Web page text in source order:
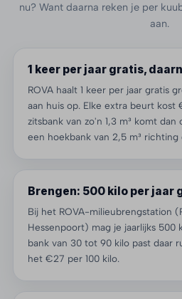
nu? Want daarna reken je per
aan.
1 keer per jaar gratis,
ROVA haalt 1 keer per jaar gratis
aan huis op. Elke extra beurt kost
zitsbank van zo'n 1,3 m³ komt
een hoekbank van 2,5 m³ richting
Brengen: 500 kilo per jaar
Bij het ROVA-milieubrengstation
Hessenpoort) mag je jaarlijks 500
bank van 30 tot 90 kilo past daar
het €27 per 100 kilo.